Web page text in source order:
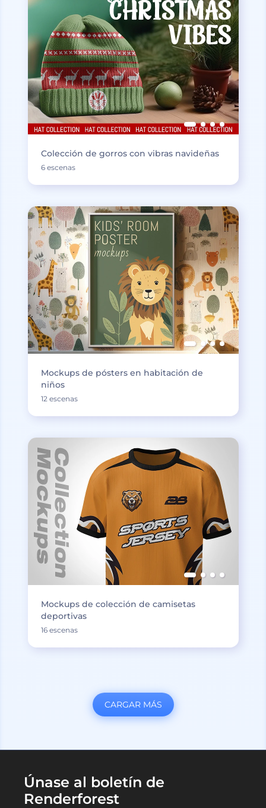
Colección de gorros con vibras navideñas
6 escenas
Mockups de pósters en habitación de
niños
12 escenas
Mockups de colección de camisetas
deportivas
16 escenas
CARGAR MÁS
Únase al boletín de
Renderforest